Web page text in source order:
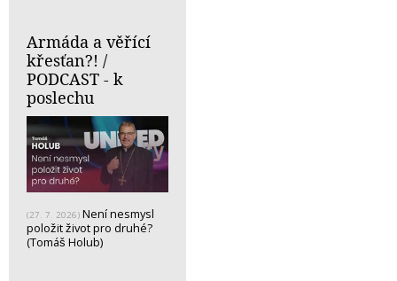
Armáda a věřící
křesťan?! /
PODCAST - k
poslechu
(27. 7. 2026) Není nesmysl
položit život pro druhé?
(Tomáš Holub)